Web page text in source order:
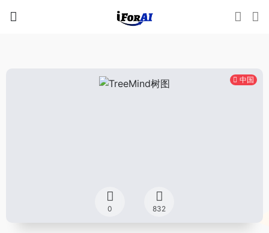
中国
0 832